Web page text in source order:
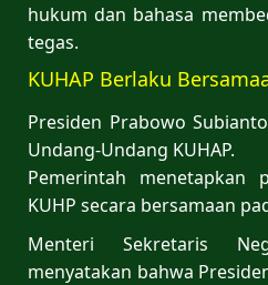
hukum dan bahasa
tegas.
KUHAP Berlaku
Presiden Prabowo
Undang-Undang KUHAP.
Pemerintah menetapkan
KUHP secara bersamaan
Menteri Sekretaris
menyatakan bahwa